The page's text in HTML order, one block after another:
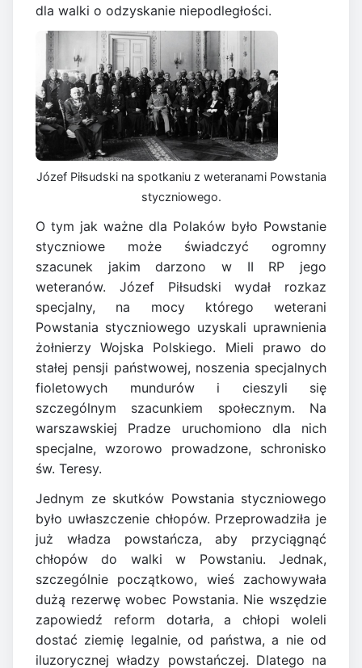
dla walki o odzyskanie niepodległości.
Józef Piłsudski na spotkaniu z weteranami Powstania
styczniowego.
O tym jak ważne dla Polaków było Powstanie
styczniowe może świadczyć ogromny
szacunek jakim darzono w II RP jego
weteranów. Józef Piłsudski wydał rozkaz
specjalny, na mocy którego weterani
Powstania styczniowego uzyskali uprawnienia
żołnierzy Wojska Polskiego. Mieli prawo do
stałej pensji państwowej, noszenia specjalnych
fioletowych mundurów i cieszyli się
szczególnym szacunkiem społecznym. Na
warszawskiej Pradze uruchomiono dla nich
specjalne, wzorowo prowadzone, schronisko
św. Teresy.
Jednym ze skutków Powstania styczniowego
było uwłaszczenie chłopów. Przeprowadziła je
już władza powstańcza, aby przyciągnąć
chłopów do walki w Powstaniu. Jednak,
szczególnie początkowo, wieś zachowywała
dużą rezerwę wobec Powstania. Nie wszędzie
zapowiedź reform dotarła, a chłopi woleli
dostać ziemię legalnie, od państwa, a nie od
iluzorycznej władzy powstańczej. Dlatego na